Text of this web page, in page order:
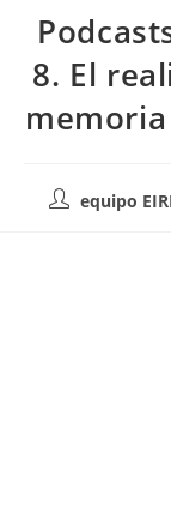
8. El
equipo